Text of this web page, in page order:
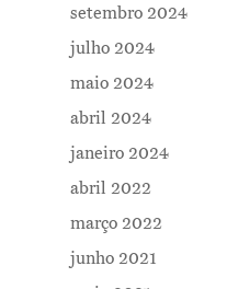
setembro 2024
julho 2024
maio 2024
abril 2024
janeiro 2024
abril 2022
março 2022
junho 2021